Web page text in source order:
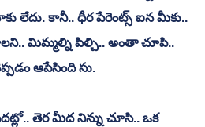
లేదు. కానీ.. ధీర పేరెంట్స్ ఐన మీకు..
మిమ్మల్ని పిల్చి.. అంతా చూపి..
ఆపేసింది సు.
తెర మీద నిన్ను చూసి.. ఒక